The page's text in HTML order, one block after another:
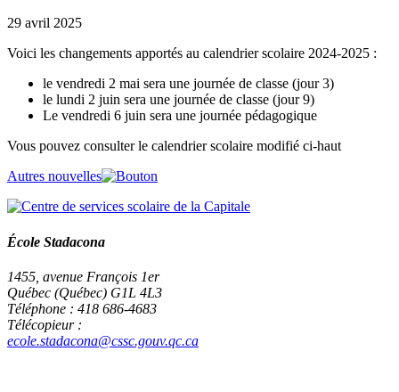
29 avril 2025
Voici les changements apportés au calendrier scolaire 2024-2025 :
le vendredi 2 mai sera une journée de classe (jour 3)
le lundi 2 juin sera une journée de classe (jour 9)
Le vendredi 6 juin sera une journée pédagogique
Vous pouvez consulter le calendrier scolaire modifié ci-haut
Autres nouvelles
École Stadacona
1455, avenue François 1er
Québec (Québec) G1L 4L3
Téléphone : 418 686-4683
Télécopieur :
ecole.stadacona@cssc.gouv.qc.ca